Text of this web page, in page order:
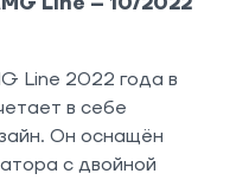
Line 2022 года в
в себе
Он оснащён
с двойной